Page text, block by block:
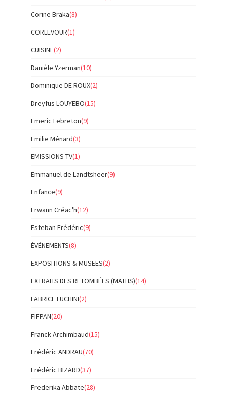
Corine Braka(8)
CORLEVOUR(1)
CUISINE(2)
Danièle Yzerman(10)
Dominique DE ROUX(2)
Dreyfus LOUYEBO(15)
Emeric Lebreton(9)
Emilie Ménard(3)
EMISSIONS TV(1)
Emmanuel de Landtsheer(9)
Enfance(9)
Erwann Créac'h(12)
Esteban Frédéric(9)
ÉVÉNEMENTS(8)
EXPOSITIONS & MUSEES(2)
EXTRAITS DES RETOMBÉES (MATHS)(14)
FABRICE LUCHINI(2)
FIFPAN(20)
Franck Archimbaud(15)
Frédéric ANDRAU(70)
Frédéric BIZARD(37)
Frederika Abbate(28)